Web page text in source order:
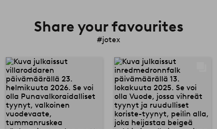
Share your favourites
#jotex